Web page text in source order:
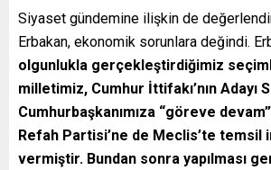
Siyaset gündemine ilişkin de
Erbakan, ekonomik sorunlara değindi.
olgunlukla gerçekleştirdiğimiz
milletimiz, Cumhur İttifakı’nın Adayı
Cumhurbaşkanımıza “göreve
Refah Partisi’ne de Meclis’te temsil
vermiştir. Bundan sonra yapılması